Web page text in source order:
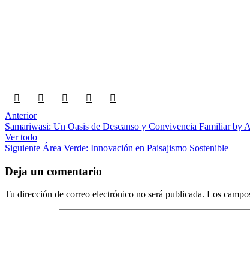
Anterior
Samariwasi: Un Oasis de Descanso y Convivencia Familiar by
Ver todo
Siguiente Área Verde: Innovación en Paisajismo Sostenible
Deja un comentario
Tu dirección de correo electrónico no será publicada. Los